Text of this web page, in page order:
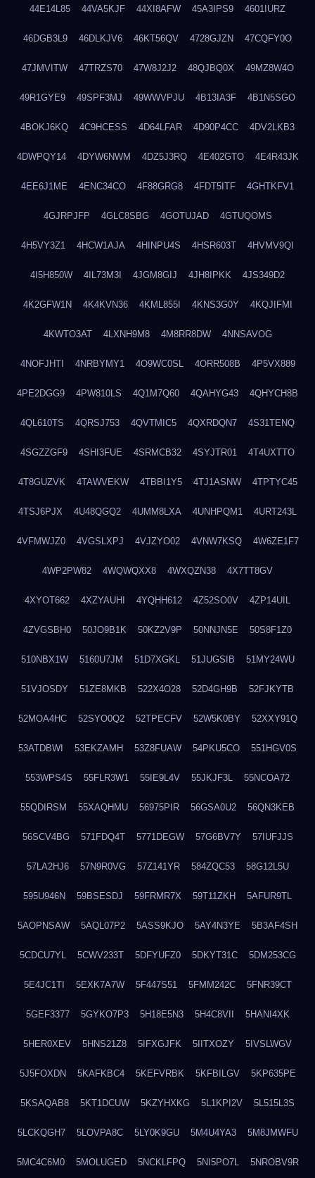
44E14L85 44VA5KJF 44XI8AFW 45A3IPS9 4601IURZ
46DGB3L9 46DLKJV6 46KT56QV 4728GJZN 47CQFY0O
47JMVITW 47TRZS70 47W8J2J2 48QJBQ0X 49MZ8W4O
49R1GYE9 49SPF3MJ 49WWVPJU 4B13IA3F 4B1N5SGO
4BOKJ6KQ 4C9HCESS 4D64LFAR 4D90P4CC 4DV2LKB3
4DWPQY14 4DYW6NWM 4DZ5J3RQ 4E402GTO 4E4R43JK
4EE6J1ME 4ENC34CO 4F88GRG8 4FDT5ITF 4GHTKFV1
4GJRPJFP 4GLC8SBG 4GOTUJAD 4GTUQOMS
4H5VY3Z1 4HCW1AJA 4HINPU4S 4HSR603T 4HVMV9QI
4I5H850W 4IL73M3I 4JGM8GIJ 4JH8IPKK 4JS349D2
4K2GFW1N 4K4KVN36 4KML855I 4KNS3G0Y 4KQJIFMI
4KWTO3AT 4LXNH9M8 4M8RR8DW 4NNSAVOG
4NOFJHTI 4NRBYMY1 4O9WC0SL 4ORR508B 4P5VX889
4PE2DGG9 4PW810LS 4Q1M7Q60 4QAHYG43 4QHYCH8B
4QL610TS 4QRSJ753 4QVTMIC5 4QXRDQN7 4S31TENQ
4SGZZGF9 4SHI3FUE 4SRMCB32 4SYJTR01 4T4UXTTO
4T8GUZVK 4TAWVEKW 4TBBI1Y5 4TJ1ASNW 4TPTYC45
4TSJ6PJX 4U48QGQ2 4UMM8LXA 4UNHPQM1 4URT243L
4VFMWJZ0 4VGSLXPJ 4VJZYO02 4VNW7KSQ 4W6ZE1F7
4WP2PW82 4WQWQXX8 4WXQZN38 4X7TT8GV
4XYOT662 4XZYAUHI 4YQHH612 4Z52SO0V 4ZP14UIL
4ZVGSBH0 50JO9B1K 50KZ2V9P 50NNJN5E 50S8F1Z0
510NBX1W 5160U7JM 51D7XGKL 51JUGSIB 51MY24WU
51VJOSDY 51ZE8MKB 522X4O28 52D4GH9B 52FJKYTB
52MOA4HC 52SYO0Q2 52TPECFV 52W5K0BY 52XXY91Q
53ATDBWI 53EKZAMH 53Z8FUAW 54PKU5CO 551HGV0S
553WPS4S 55FLR3W1 55IE9L4V 55JKJF3L 55NCOA72
55QDIRSM 55XAQHMU 56975PIR 56GSA0U2 56QN3KEB
56SCV4BG 571FDQ4T 5771DEGW 57G6BV7Y 57IUFJJS
57LA2HJ6 57N9R0VG 57Z141YR 584ZQC53 58G12L5U
595U946N 59BSESDJ 59FRMR7X 59T11ZKH 5AFUR9TL
5AOPNSAW 5AQL07P2 5ASS9KJO 5AY4N3YE 5B3AF4SH
5CDCU7YL 5CWV233T 5DFYUFZ0 5DKYT31C 5DM253CG
5E4JC1TI 5EXK7A7W 5F447S51 5FMM242C 5FNR39CT
5GEF3377 5GYKO7P3 5H18E5N3 5H4C8VII 5HANI4XK
5HER0XEV 5HNS21Z8 5IFXGJFK 5IITXOZY 5IVSLWGV
5J5FOXDN 5KAFKBC4 5KEFVRBK 5KFBILGV 5KP635PE
5KSAQAB8 5KT1DCUW 5KZYHXKG 5L1KPI2V 5L515L3S
5LCKQGH7 5LOVPA8C 5LY0K9GU 5M4U4YA3 5M8JMWFU
5MC4C6M0 5MOLUGED 5NCKLFPQ 5NI5PO7L 5NROBV9R